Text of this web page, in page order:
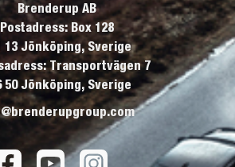
Brenderup AB
Postadress: Box 128
13 Jönköping, Sverige
Transportvägen 7
50 Jönköping, Sverige